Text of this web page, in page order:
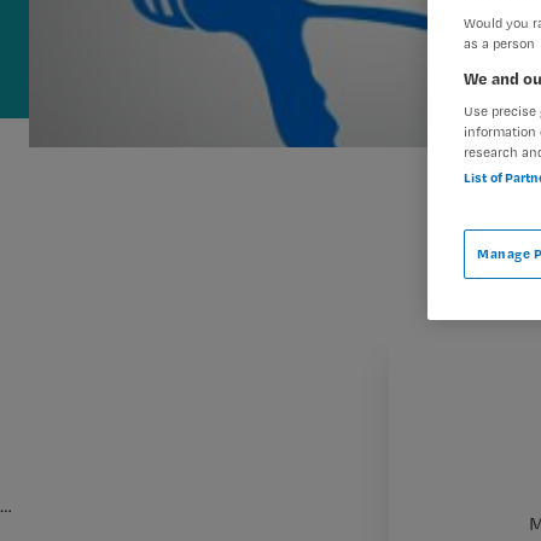
…
Would you
as a person
We and
Use
information
research
List of
Manage